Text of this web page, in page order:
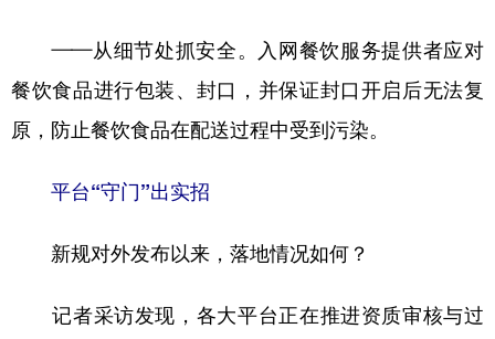
——从细节处抓安全。入网餐饮服务提供者应对
餐饮食品进行包装、封口，并保证封口开启后无法复
原，防止餐饮食品在配送过程中受到污染。
平台“守门”出实招
新规对外发布以来，落地情况如何？
记者采访发现，各大平台正在推进资质审核与过